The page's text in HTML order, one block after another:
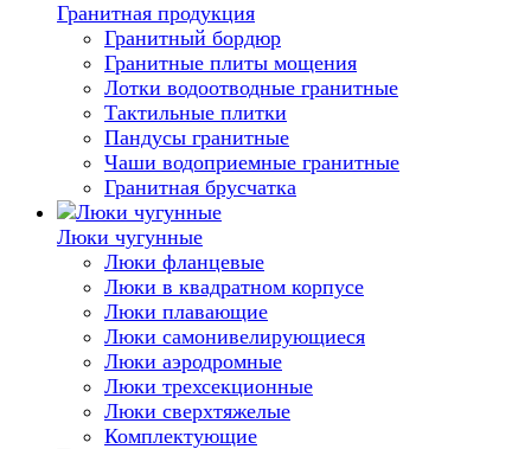
Гранитная продукция
Гранитный бордюр
Гранитные плиты мощения
Лотки водоотводные гранитные
Тактильные плитки
Пандусы гранитные
Чаши водоприемные гранитные
Гранитная брусчатка
Люки чугунные
Люки фланцевые
Люки в квадратном корпусе
Люки плавающие
Люки самонивелирующиеся
Люки аэродромные
Люки трехсекционные
Люки сверхтяжелые
Комплектующие